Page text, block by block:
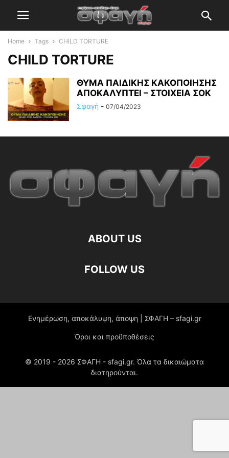
Home Tags CHILD TORTURE
CHILD TORTURE
ΘΥΜΑ ΠΑΙΔΙΚΗΣ ΚΑΚΟΠΟΙΗΣΗΣ
ΑΠΟΚΑΛΥΠΤΕΙ – ΣΤΟΙΧΕΙΑ ΣΟΚ
Σφαγή - 07/04/2023
ABOUT US
FOLLOW US
Ενημέρωση, αποκάλυψη, άποψη | ΣΦΑΓΗ – sfagi.gr
Όροι και προϋποθέσεις
© 2019 - 2026 ΣΦΑΓΗ - sfagi.gr. Όλα τα δικαιώματα
διατηρούνται.